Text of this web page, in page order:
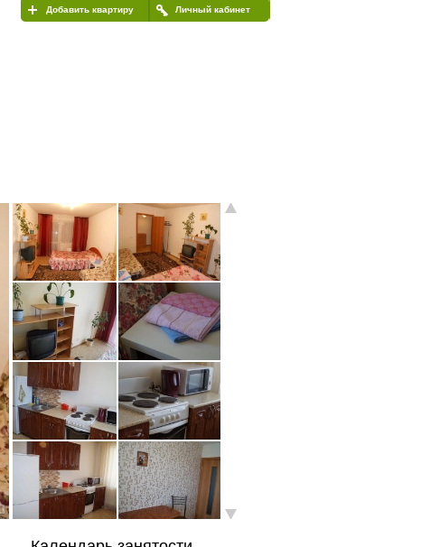
Личный кабинет
Добавить квартиру